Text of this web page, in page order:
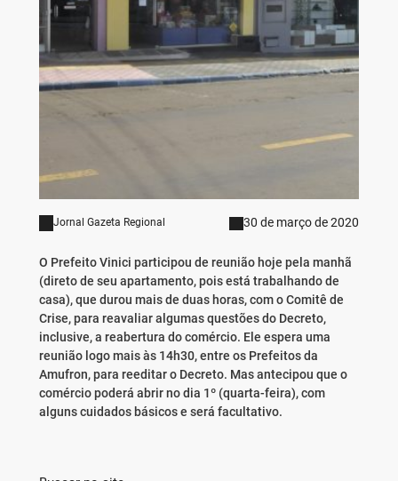
Jornal Gazeta Regional 30 de março de 2020
O Prefeito Vinici participou de reunião hoje pela manhã
(direto de seu apartamento, pois está trabalhando de
casa), que durou mais de duas horas, com o Comitê de
Crise, para reavaliar algumas questões do Decreto,
inclusive, a reabertura do comércio. Ele espera uma
reunião logo mais às 14h30, entre os Prefeitos da
Amufron, para reeditar o Decreto. Mas antecipou que o
comércio poderá abrir no dia 1º (quarta-feira), com
alguns cuidados básicos e será facultativo.